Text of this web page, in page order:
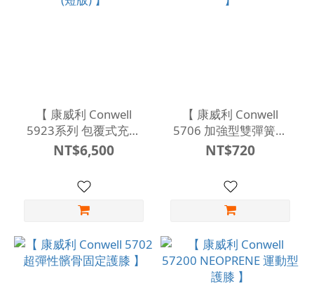
【 康威利 Conwell
5923系列 包覆式充氣
助步鞋 (短版) 】
NT$6,500
【 康威利 Conwell
5706 加強型雙彈簧條
開洞護膝 】
NT$720